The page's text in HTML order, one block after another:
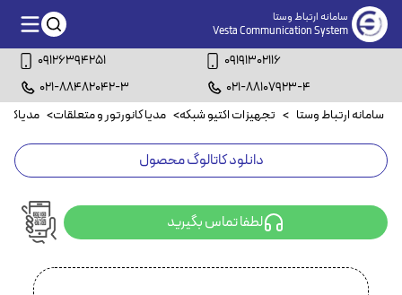
سامانه ارتباط وستا
Vesta Communication System
09126394251
09191302116
021-88482042-3
021-88107923-4
سامانه ارتباط وستا > تجهیزات اکتیو شبکه> مدیا کانورتور و متعلقات>
دانلود کاتالوگ محصول
لطفا تماس بگیرید